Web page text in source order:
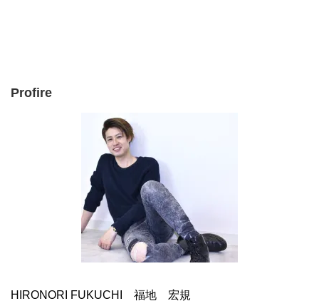
Profire
HIRONORI FUKUCHI 福地 宏規